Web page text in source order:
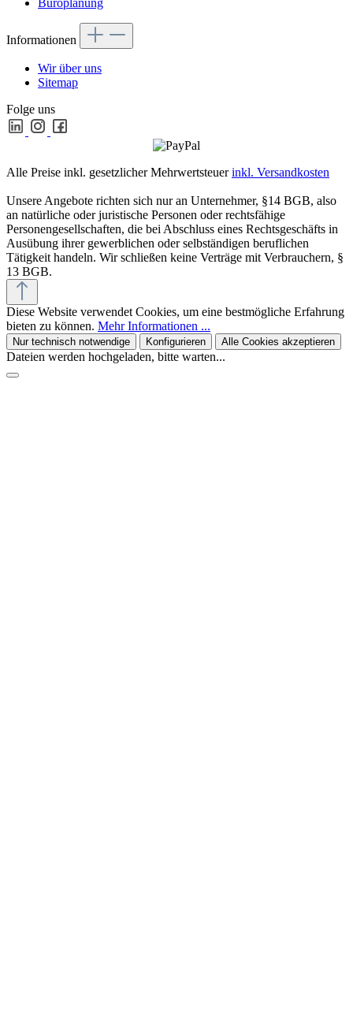
Büroplanung
Informationen
Wir über uns
Sitemap
Folge uns
Alle Preise inkl. gesetzlicher Mehrwertsteuerinkl. Versandkosten
Unsere Angebote richten sich nur an Unternehmer, §14 BGB, also
an natürliche oder juristische Personen oder rechtsfähige
Personengesellschaften, die bei Abschluss eines Rechtsgeschäfts in
Ausübung ihrer gewerblichen oder selbständigen beruflichen
Tätigkeit handeln. Wir schließen keine Verträge mit Verbrauchern, §
13 BGB.
Diese Website verwendet Cookies, um eine bestmögliche Erfahrung
bieten zu können. Mehr Informationen ...
Nur technisch notwendige Konfigurieren Alle Cookies akzeptieren
Dateien werden hochgeladen, bitte warten...